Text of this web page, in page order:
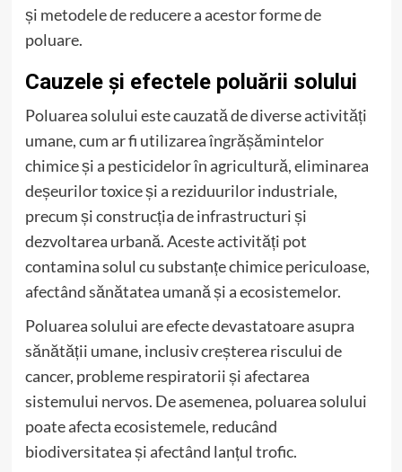
și metodele de reducere a acestor forme de
poluare.
Cauzele și efectele poluării solului
Poluarea solului este cauzată de diverse activități
umane, cum ar fi utilizarea îngrășămintelor
chimice și a pesticidelor în agricultură, eliminarea
deșeurilor toxice și a reziduurilor industriale,
precum și construcția de infrastructuri și
dezvoltarea urbană. Aceste activități pot
contamina solul cu substanțe chimice periculoase,
afectând sănătatea umană și a ecosistemelor.
Poluarea solului are efecte devastatoare asupra
sănătății umane, inclusiv creșterea riscului de
cancer, probleme respiratorii și afectarea
sistemului nervos. De asemenea, poluarea solului
poate afecta ecosistemele, reducând
biodiversitatea și afectând lanțul trofic.